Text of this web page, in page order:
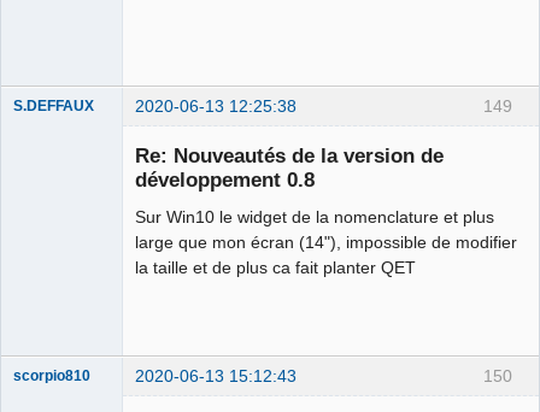
149
S.DEFFAUX 2020-06-13 12:25:38
Re: Nouveautés de la version de
développement 0.8
Sur Win10 le widget de la nomenclature et plus
large que mon écran (14"), impossible de modifier
la taille et de plus ca fait planter QET
150
scorpio810 2020-06-13 15:12:43